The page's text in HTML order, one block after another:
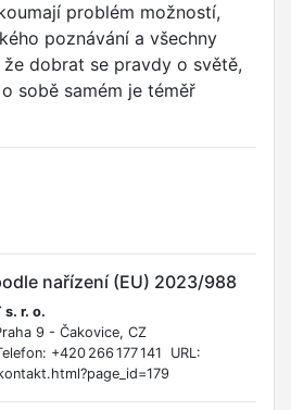
problém možností,
poznávání a všechny
dobrat se pravdy o světě,
sobě samém je téměř
nařízení (EU) 2023/988
s. r. o.
9 - Čakovice, CZ
+420 266 177 141 URL: